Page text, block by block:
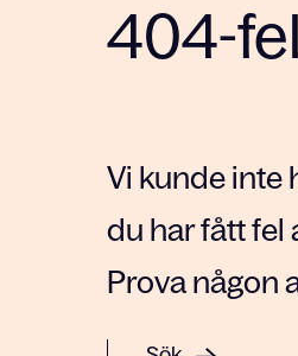
404-
Vi kunde inte
du har fått fel
Prova någon